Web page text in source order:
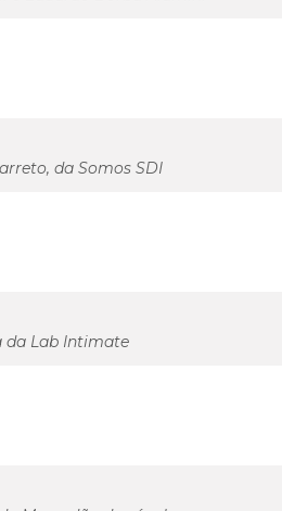
da Somos SDI
da Lab Intimate